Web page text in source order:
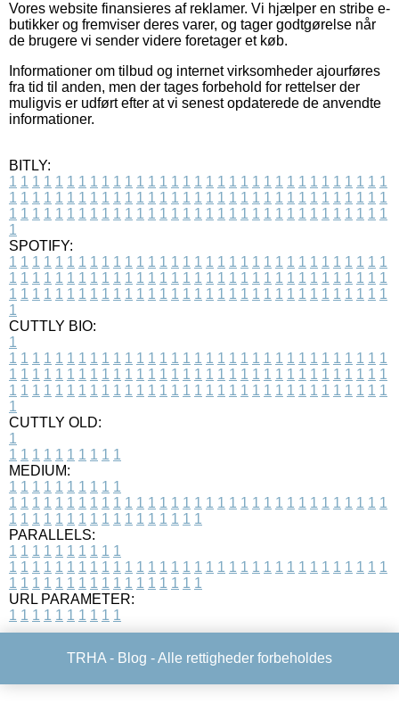
Vores website finansieres af reklamer. Vi hjælper en stribe e-
butikker og fremviser deres varer, og tager godtgørelse når
de brugere vi sender videre foretager et køb.
Informationer om tilbud og internet virksomheder ajourføres
fra tid til anden, men der tages forbehold for rettelser der
muligvis er udført efter at vi senest opdaterede de anvendte
informationer.
BITLY:
1 1 1 1 1 1 1 1 1 1 1 1 1 1 1 1 1 1 1 1 1 1 1 1 1 1 1 1 1 1 1 1 1
1 1 1 1 1 1 1 1 1 1 1 1 1 1 1 1 1 1 1 1 1 1 1 1 1 1 1 1 1 1 1 1 1
1 1 1 1 1 1 1 1 1 1 1 1 1 1 1 1 1 1 1 1 1 1 1 1 1 1 1 1 1 1 1 1 1
1
SPOTIFY:
1 1 1 1 1 1 1 1 1 1 1 1 1 1 1 1 1 1 1 1 1 1 1 1 1 1 1 1 1 1 1 1 1
1 1 1 1 1 1 1 1 1 1 1 1 1 1 1 1 1 1 1 1 1 1 1 1 1 1 1 1 1 1 1 1 1
1 1 1 1 1 1 1 1 1 1 1 1 1 1 1 1 1 1 1 1 1 1 1 1 1 1 1 1 1 1 1 1 1
1
CUTTLY BIO:
1
1 1 1 1 1 1 1 1 1 1 1 1 1 1 1 1 1 1 1 1 1 1 1 1 1 1 1 1 1 1 1 1 1
1 1 1 1 1 1 1 1 1 1 1 1 1 1 1 1 1 1 1 1 1 1 1 1 1 1 1 1 1 1 1 1 1
1 1 1 1 1 1 1 1 1 1 1 1 1 1 1 1 1 1 1 1 1 1 1 1 1 1 1 1 1 1 1 1 1
1
CUTTLY OLD:
1
1 1 1 1 1 1 1 1 1 1
MEDIUM:
1 1 1 1 1 1 1 1 1 1
1 1 1 1 1 1 1 1 1 1 1 1 1 1 1 1 1 1 1 1 1 1 1 1 1 1 1 1 1 1 1 1 1
1 1 1 1 1 1 1 1 1 1 1 1 1 1 1 1 1
PARALLELS:
1 1 1 1 1 1 1 1 1 1
1 1 1 1 1 1 1 1 1 1 1 1 1 1 1 1 1 1 1 1 1 1 1 1 1 1 1 1 1 1 1 1 1
1 1 1 1 1 1 1 1 1 1 1 1 1 1 1 1 1
URL PARAMETER:
1 1 1 1 1 1 1 1 1 1
TRHA - Blog - Alle rettigheder forbeholdes